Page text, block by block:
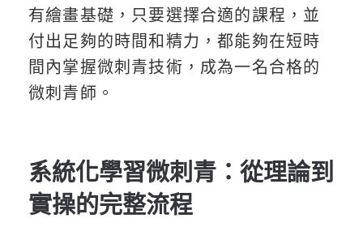
有繪畫基礎，只要選擇合適的課程，並
付出足夠的時間和精力，都能夠在短時
間內掌握微刺青技術，成為一名合格的
微刺青師。
系統化學習微刺青：從理論到
實操的完整流程